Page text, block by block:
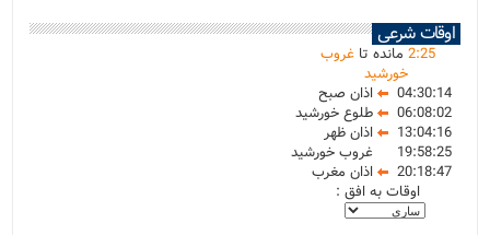
اوقات شرعی
2:25 مانده تاغروب
خورشید
04:30:14
اذان صبح
06:08:02
طلوع خورشید
13:04:16
اذان ظهر
19:58:25
غروب خورشید
20:18:47
اذان مغرب
اوقات به افق :